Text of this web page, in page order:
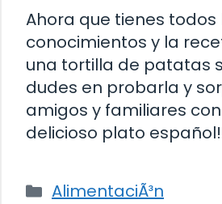
Ahora que tienes todos
conocimientos y la
una tortilla de patatas
dudes en probarla y
amigos y familiares
delicioso plato español!
Categorías
AlimentaciÃ³n